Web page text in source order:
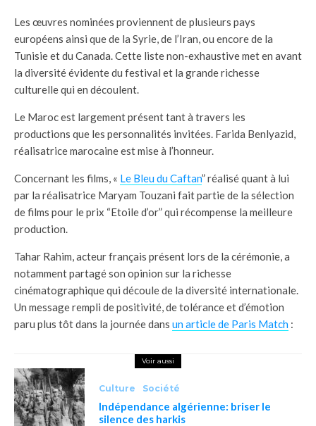
Les œuvres nominées proviennent de plusieurs pays
européens ainsi que de la Syrie, de l’Iran, ou encore de la
Tunisie et du Canada. Cette liste non-exhaustive met en avant
la diversité évidente du festival et la grande richesse
culturelle qui en découlent.
Le Maroc est largement présent tant à travers les
productions que les personnalités invitées. Farida Benlyazid,
réalisatrice marocaine est mise à l’honneur.
Concernant les films, « Le Bleu du Caftan”réalisé quant à lui
par la réalisatrice Maryam Touzani fait partie de la sélection
de films pour le prix “Etoile d’or” qui récompense la meilleure
production.
Tahar Rahim, acteur français présent lors de la cérémonie, a
notamment partagé son opinion sur la richesse
cinématographique qui découle de la diversité internationale.
Un message rempli de positivité, de tolérance et d’émotion
paru plus tôt dans la journée dans un article de Paris Match :
Voir aussi
Culture Société
Indépendance algérienne: briser le
silence des harkis